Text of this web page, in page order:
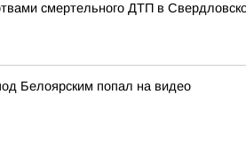
смертельного ДТП в
Белоярским попал на видео